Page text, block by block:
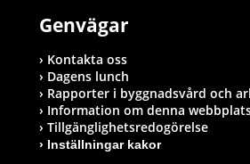
Genvägar
Kontakta oss
Dagens lunch
Rapporter i byggnadsvård och
Information om denna
Tillgänglighetsredogörelse
Inställningar kakor